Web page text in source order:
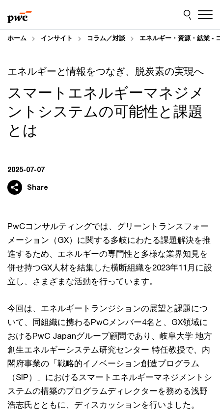
to
content
to
footer
ホーム インサイト コラム／対談 エネルギー・資源・鉱業 -
エネルギーと情報をつなぎ、脱炭素の実現へ
スマートエネルギーマネジメ
ントシステムの可能性と課題
とは
2025-07-07
Share
PwCコンサルティングでは、グリーントランスフォー
メーション（GX）に関する多岐にわたる課題解決を推
進するため、エネルギーの専門性と多様な業界知見を
併せ持つGX人材を結集した横断組織を2023年11月に設
立し、さまざまな活動を行っています。
今回は、エネルギートランジションの展望と課題につ
いて、同組織に携わるPwCメンバー4名と、GX領域に
おけるPwC Japanグループ顧問であり、岐阜大学 地方
創生エネルギーシステム研究センター 特任教授で、内
閣府事業の「戦略的イノベーション創造プログラム
（SIP）」におけるスマートエネルギーマネジメントシ
ステムの構築のプログラムディレクターを務める浅野
浩志氏とともに、ディスカッションを行いました。